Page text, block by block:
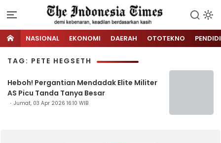
NASIONAL EKONOMI DAERAH OTOTEKNO
TAG: PETE HEGSETH
Heboh! Pergantian Mendadak Elite Militer
AS Picu Tanda Tanya Besar
Jumat, 03 Apr 2026 16:10 WIB